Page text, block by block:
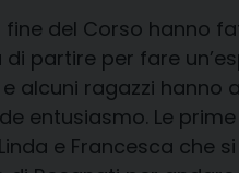
fine del Corso hanno
partire per fare
alcuni ragazzi hanno
entusiasmo. Le
e Francesca che